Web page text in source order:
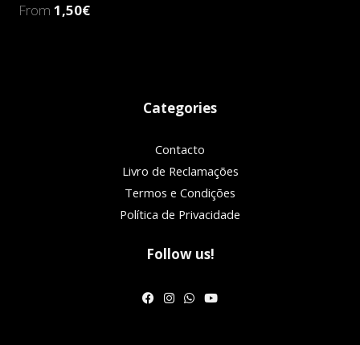
From 1,50€
Categories
Contacto
Livro de Reclamações
Termos e Condições
Política de Privacidade
Follow us!